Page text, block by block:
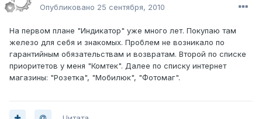
Опубликовано 25 сентября, 2010
На первом плане "Индикатор" уже много лет. Покупаю там
железо для себя и знакомых. Проблем не возникало по
гарантийным обязательствам и возвратам. Второй по списке
приоритетов у меня "Комтек". Далее по списку интернет
магазины: "Розетка", "Мобилюк", "Фотомаг".